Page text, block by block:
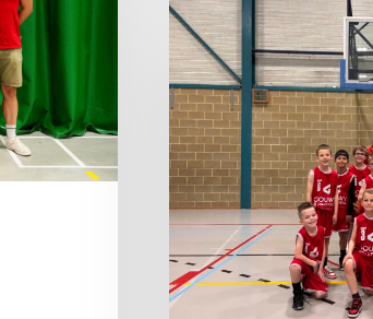
G10
vs
Marke:
1-
1